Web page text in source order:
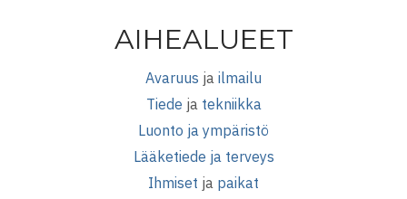
AIHEALUEET
Avaruus ja ilmailu
Tiede ja tekniikka
Luonto ja ympäristö
Lääketiede ja terveys
Ihmiset ja paikat